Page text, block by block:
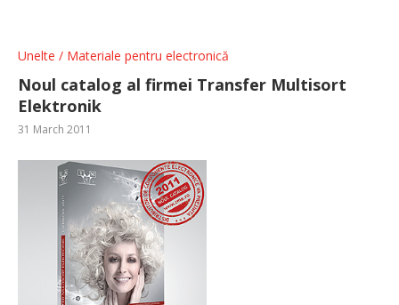
Unelte / Materiale pentru electronică
Noul catalog al firmei Transfer Multisort
Elektronik
31 March 2011